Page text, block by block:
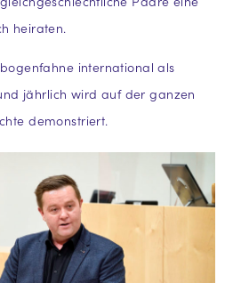
heiraten.
international als
jährlich wird auf der ganzen
demonstriert.